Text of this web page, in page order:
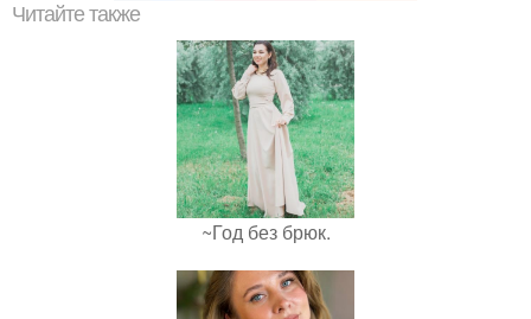
Читайте также
~Год без брюк.